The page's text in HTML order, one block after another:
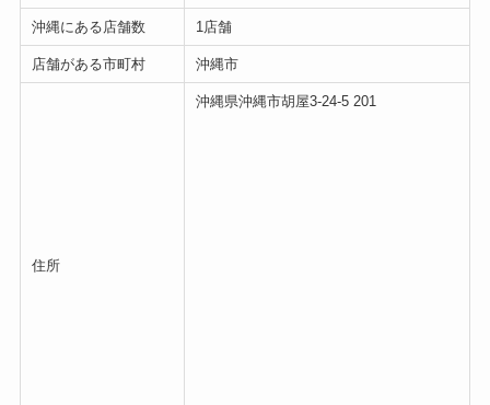
沖縄にある店舗数 1店舗
店舗がある市町村 沖縄市
住所
沖縄県沖縄市胡屋3-24-5 201